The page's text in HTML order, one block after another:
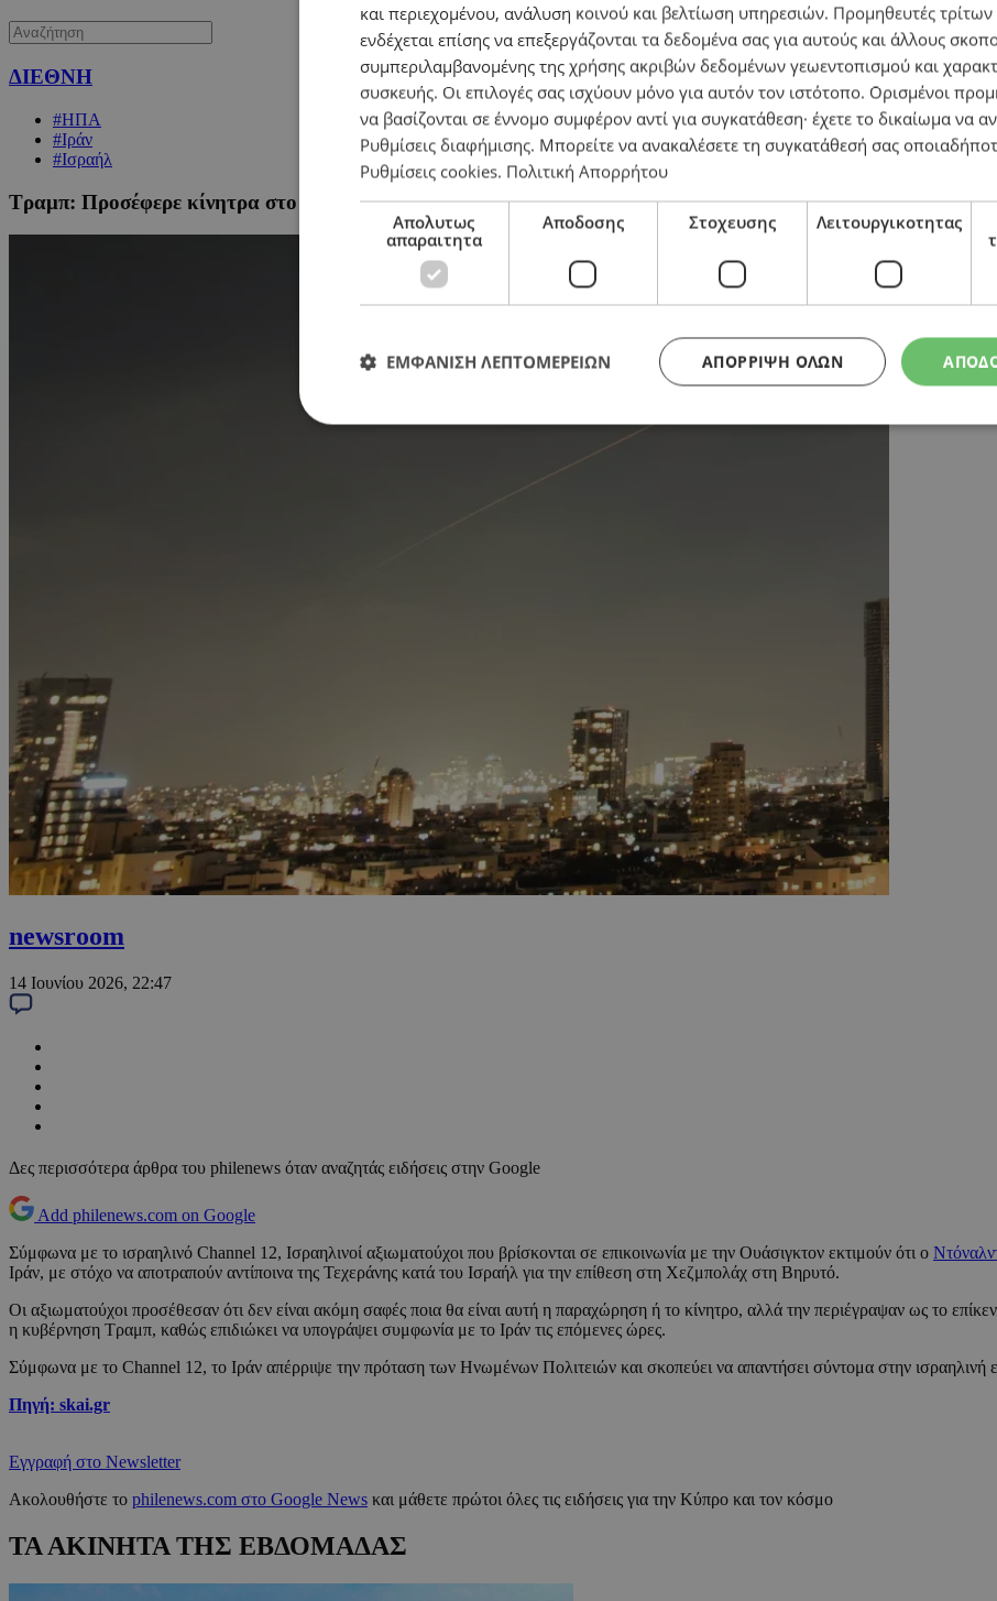
ΔΙΕΘΝΗ
#ΗΠΑ
#Ιράν
#Ισραήλ
Τραμπ: Προσέφερε κίνητρα στο Ιράν για να μην επιτεθεί στο Ισραήλ – Η Τεχεράνη τα απέρριψε και
newsroom
14 Ιουνίου 2026, 22:47
Δες περισσότερα άρθρα του philenews όταν αναζητάς ειδήσεις στην Google
Add philenews.com on Google
Σύμφωνα με το ισραηλινό Channel 12, Ισραηλινοί αξιωματούχοι που βρίσκονται σε επικοινωνία με την Ουάσιγκτον εκτιμούν ότι ο
Ιράν, με στόχο να αποτραπούν αντίποινα της Τεχεράνης κατά του Ισραήλ για την επίθεση στη Χεζμπολάχ στη Βηρυτό.
Οι αξιωματούχοι προσέθεσαν ότι δεν είναι ακόμη σαφές ποια θα είναι αυτή η παραχώρηση ή το κίνητρο, αλλά την περιέγραψαν ως το
η κυβέρνηση Τραμπ, καθώς επιδιώκει να υπογράψει συμφωνία με το Ιράν τις επόμενες ώρες.
Σύμφωνα με το Channel 12, το Ιράν απέρριψε την πρόταση των Ηνωμένων Πολιτειών και σκοπεύει να απαντήσει σύντομα στην ισραηλινή
Πηγή: skai.gr
Εγγραφή στο Newsletter
Ακολουθήστε το philenews.com στο Google News και μάθετε πρώτοι όλες τις ειδήσεις για την Κύπρο και τον κόσμο
ΤΑ ΑΚΙΝΗΤΑ ΤΗΣ ΕΒΔΟΜΑΔΑΣ
και περιεχομένου, ανάλυση κοινού και βελτίωση υπηρεσιών. Προμηθευτές
ενδέχεται επίσης να επεξεργάζονται τα δεδομένα σας για αυτούς και άλλους
συμπεριλαμβανομένης της χρήσης ακριβών δεδομένων γεωεντοπισμού και
συσκευής. Οι επιλογές σας ισχύουν μόνο για αυτόν τον ιστότοπο. Ορισμένοι
να βασίζονται σε έννομο συμφέρον αντί για συγκατάθεση· έχετε το δικαίωμα να
Ρυθμίσεις διαφήμισης. Μπορείτε να ανακαλέσετε τη συγκατάθεσή σας
Ρυθμίσεις cookies. Πολιτική Απορρήτου
Απολυτως
απαραιτητα
Αποδοσης Στοχευσης Λειτουργικοτητας
ΑΠΌΡΡΙΨΗ ΌΛΩΝ
ΕΜΦΑΝΙΣΗ ΛΕΠΤΟΜΕΡΕΙΩΝ